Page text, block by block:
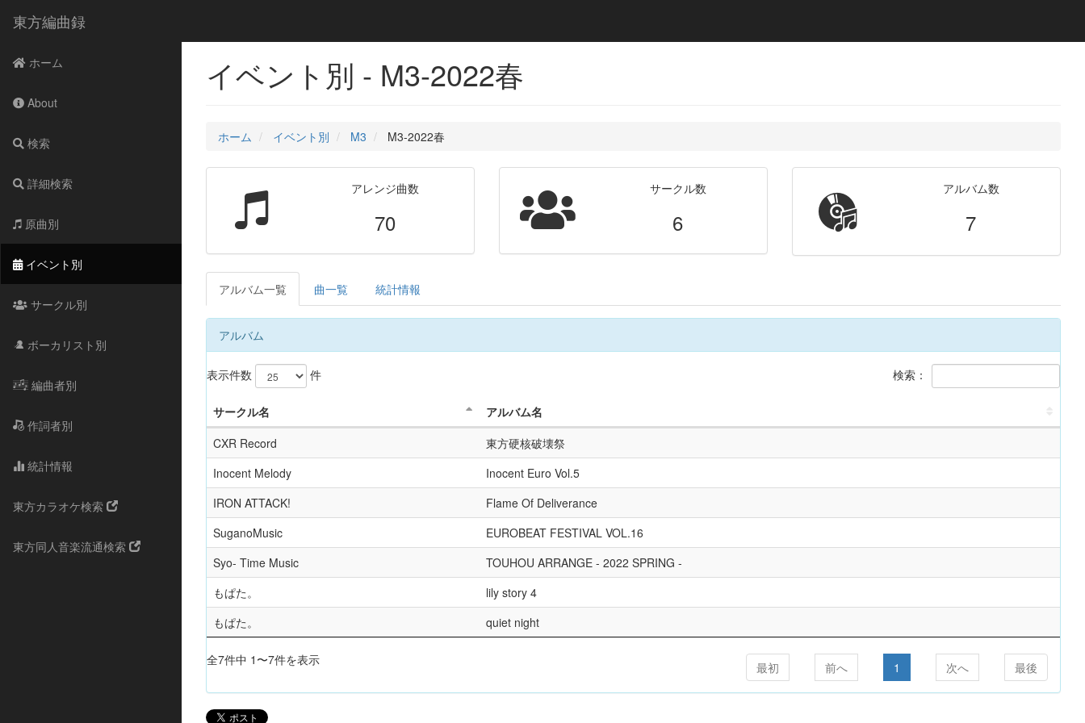
東方編曲録
ホーム
About
検索
詳細検索
原曲別
イベント別
サークル別
ボーカリスト別
編曲者別
作詞者別
統計情報
東方カラオケ検索
東方同人音楽流通検索
イベント別 - M3-2022春
ホーム イベント別 M3 M3-2022春
アレンジ曲数
70
サークル数
6
アルバム数
7
アルバム一覧 曲一覧 統計情報
アルバム
表示件数 件 検索：
サークル名
アルバム名
CXR Record
東方硬核破壊祭
Inocent Melody
Inocent Euro Vol.5
IRON ATTACK!
Flame Of Deliverance
SuganoMusic
EUROBEAT FESTIVAL VOL.16
Syo- Time Music
TOUHOU ARRANGE - 2022 SPRING -
もぱた。
lily story 4
もぱた。
quiet night
全7件中 1〜7件を表示 最初 前へ 1 次へ 最後